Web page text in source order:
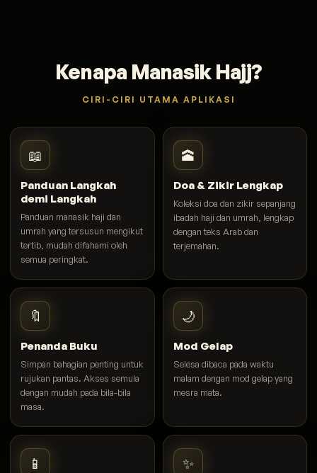
Kenapa Manasik Hajj?
CIRI-CIRI UTAMA APLIKASI
📖
Panduan Langkah
demi Langkah
Panduan manasik haji dan
umrah yang tersusun mengikut
tertib, mudah difahami oleh
semua peringkat.
🕋
Doa & Zikir Lengkap
Koleksi doa dan zikir sepanjang
ibadah haji dan umrah, lengkap
dengan teks Arab dan
terjemahan.
🔖
Penanda Buku
Simpan bahagian penting untuk
rujukan pantas. Akses semula
dengan mudah pada bila-bila
masa.
🌙
Mod Gelap
Selesa dibaca pada waktu
malam dengan mod gelap yang
mesra mata.
📱 ✨